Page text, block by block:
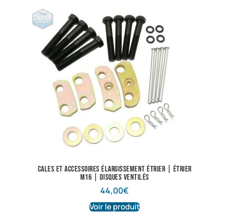
Cales et accessoires élargissement étrier | Étrier
M16 | Disques ventilés
44,00€
Voir le produit